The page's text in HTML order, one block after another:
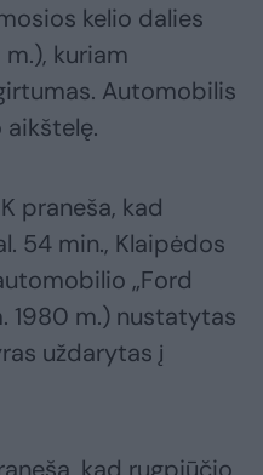
kelio dalies
kuriam
Automobilis
praneša, kad
54 min., Klaipėdos
„Ford
1980 m.) nustatytas
uždarytas į